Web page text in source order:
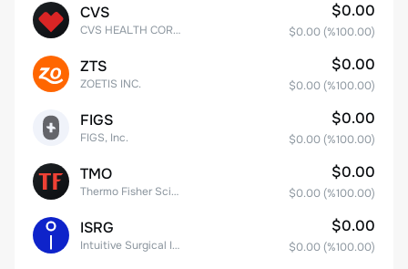
CVS
CVS HEALTH CORPORATION
$0.00
$0.00 (%100.00)
ZTS
ZOETIS INC.
$0.00
$0.00 (%100.00)
FIGS
FIGS, Inc.
$0.00
$0.00 (%100.00)
TMO
Thermo Fisher Scientific, Inc.
$0.00
$0.00 (%100.00)
ISRG
Intuitive Surgical Inc.
$0.00
$0.00 (%100.00)